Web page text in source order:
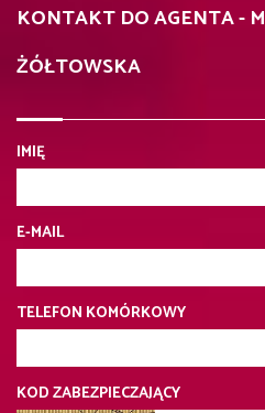
KONTAKT DO AGENTA -
ŻÓŁTOWSKA
IMIĘ
E-MAIL
TELEFON KOMÓRKOWY
KOD ZABEZPIECZAJĄCY